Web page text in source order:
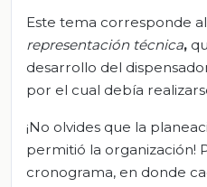
Este tema corresponde
representación técnica,
desarrollo del
por el cual debía
¡No olvides que la
permitió la organización!
cronograma, en donde